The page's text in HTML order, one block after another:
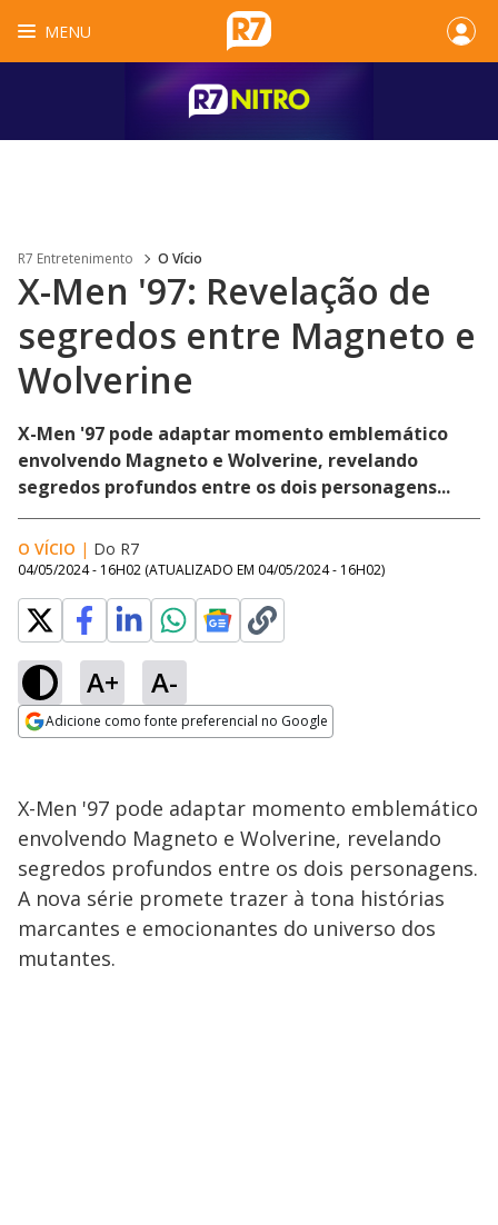
MENU
R7 Entretenimento O Vício
X-Men '97: Revelação de
segredos entre Magneto e
Wolverine
X-Men '97 pode adaptar momento emblemático
envolvendo Magneto e Wolverine, revelando
segredos profundos entre os dois personagens...
O VÍCIO | Do R7
04/05/2024 - 16H02 (ATUALIZADO EM 04/05/2024 - 16H02)
A+ A-
Adicione como fonte preferencial no Google
X-Men '97 pode adaptar momento emblemático
envolvendo Magneto e Wolverine, revelando
segredos profundos entre os dois personagens.
A nova série promete trazer à tona histórias
marcantes e emocionantes do universo dos
mutantes.